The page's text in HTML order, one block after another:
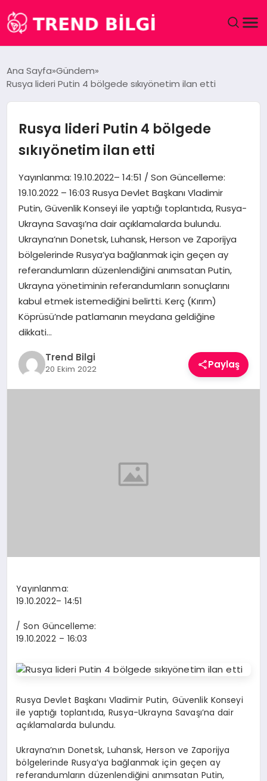
DÜNYA
EĞITIM
EKONOMI
MAGAZIN
SAĞLIK
SPOR
TEKNOLOJI
YAŞAM
Ana Sayfa Gündem
Rusya lideri Putin 4 bölgede sıkıyönetim ilan etti
Rusya lideri Putin 4 bölgede
sıkıyönetim ilan etti
Yayınlanma: 19.10.2022– 14:51 / Son Güncelleme:
19.10.2022 – 16:03 Rusya Devlet Başkanı Vladimir
Putin, Güvenlik Konseyi ile yaptığı toplantıda, Rusya-
Ukrayna Savaşı’na dair açıklamalarda bulundu.
Ukrayna’nın Donetsk, Luhansk, Herson ve Zaporijya
bölgelerinde Rusya’ya bağlanmak için geçen ay
referandumların düzenlendiğini anımsatan Putin,
Ukrayna yönetiminin referandumların sonuçlarını
kabul etmek istemediğini belirtti. Kerç (Kırım)
Köprüsü’nde patlamanın meydana geldiğine
dikkati…
Trend Bilgi
20 Ekim 2022 Paylaş
Yayınlanma:
19.10.2022– 14:51
/ Son Güncelleme:
19.10.2022– 16:03
Rusya Devlet Başkanı Vladimir Putin, Güvenlik Konseyi
ile yaptığı toplantıda, Rusya-Ukrayna Savaşı’na dair
açıklamalarda bulundu.
Ukrayna’nın Donetsk, Luhansk, Herson ve Zaporijya
bölgelerinde Rusya’ya bağlanmak için geçen ay
referandumların düzenlendiğini anımsatan Putin,